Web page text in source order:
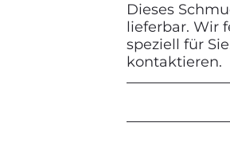
Dieses
lieferbar. Wir
speziell für
kontaktieren.